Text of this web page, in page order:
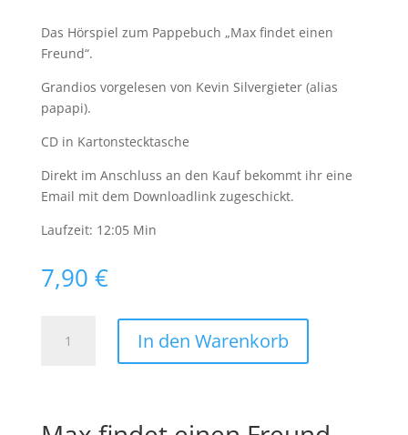
Das Hörspiel zum Pappebuch „Max findet einen
Freund“.
Grandios vorgelesen von Kevin Silvergieter (alias
papapi).
CD in Kartonstecktasche
Direkt im Anschluss an den Kauf bekommt ihr eine
Email mit dem Downloadlink zugeschickt.
Laufzeit: 12:05 Min
7,90 €
findet
Das
In den Warenkorb